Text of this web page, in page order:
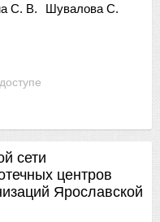
С. В.
Шувалова С.
сети
центров
Ярославской